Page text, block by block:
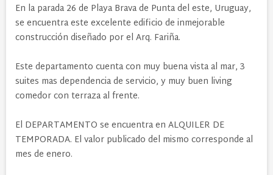
En la parada 26 de Playa Brava de Punta del este, Uruguay,
se encuentra este excelente edificio de inmejorable
construcción diseñado por el Arq. Fariña.
Este departamento cuenta con muy buena vista al mar, 3
suites mas dependencia de servicio, y muy buen living
comedor con terraza al frente.
El DEPARTAMENTO se encuentra en ALQUILER DE
TEMPORADA. El valor publicado del mismo corresponde al
mes de enero.